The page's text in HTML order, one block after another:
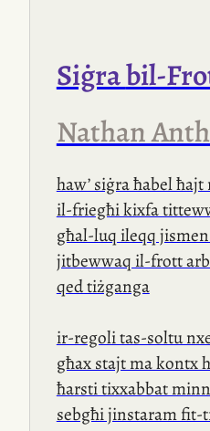
Siġrabil-
Nathan
haw’ siġra ħabel
il-friegħi kixfa
għal-luq ileqq
jitbewwaq il-frott
qed tiżganga
ir-regoli tas-soltu
għax stajt ma kontx
ħarsti tixxabbat
sebgħi jinstaram fit-
meta niftaħl-
ritrattt’idix-